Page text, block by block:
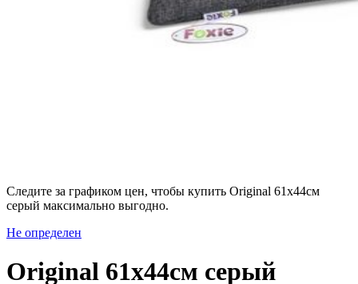
Следите за графиком цен, чтобы купить Original 61х44см
серый максимально выгодно.
Не определен
Original 61х44см серый